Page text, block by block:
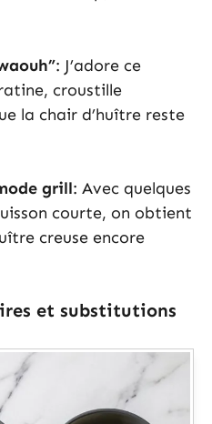
: J’adore ce
croustille
la chair d’huître reste
grill: Avec quelques
courte, on obtient
creuse encore
et substitutions